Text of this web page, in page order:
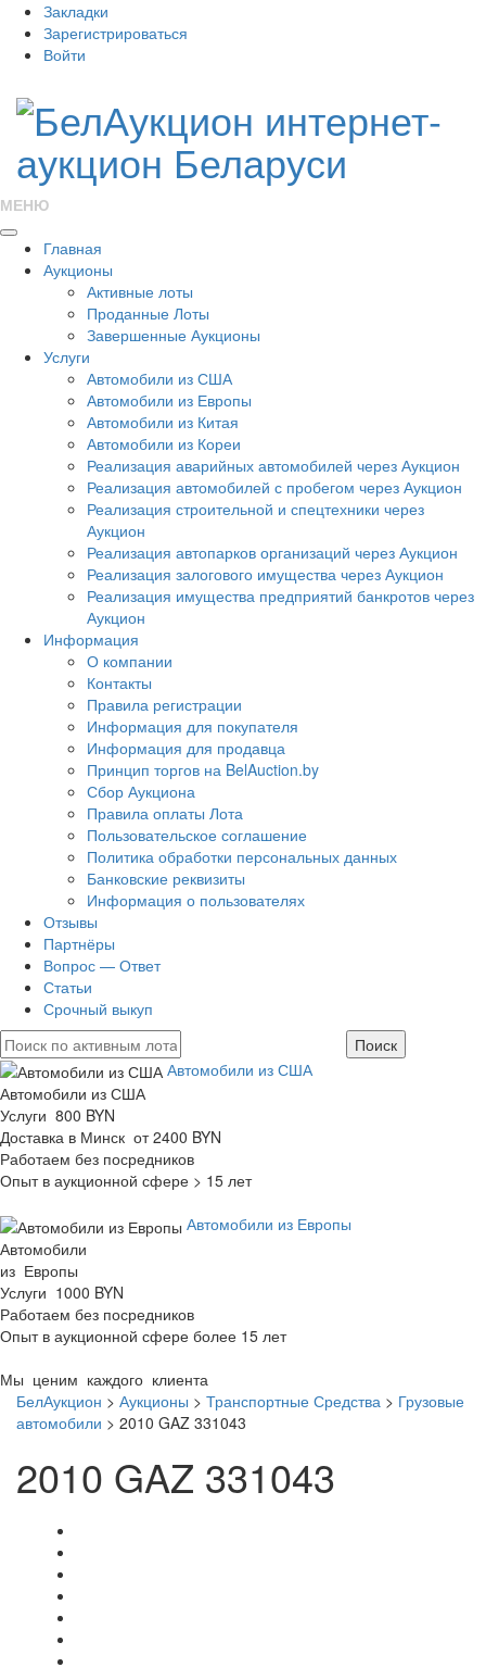
Закладки
Зарегистрироваться
Войти
МЕНЮ
Главная
Аукционы
Активные лоты
Проданные Лоты
Завершенные Аукционы
Услуги
Автомобили из США
Автомобили из Европы
Автомобили из Китая
Автомобили из Кореи
Реализация аварийных автомобилей через Аукцион
Реализация автомобилей с пробегом через Аукцион
Реализация строительной и спецтехники через
Аукцион
Реализация автопарков организаций через Аукцион
Реализация залогового имущества через Аукцион
Реализация имущества предприятий банкротов через
Аукцион
Информация
О компании
Контакты
Правила регистрации
Информация для покупателя
Информация для продавца
Принцип торгов на BelAuction.by
Сбор Аукциона
Правила оплаты Лота
Пользовательское соглашение
Политика обработки персональных данных
Банковские реквизиты
Информация о пользователях
Отзывы
Партнёры
Вопрос — Ответ
Статьи
Срочный выкуп
Автомобили из США
Автомобили из США
Услуги 800 BYN
Доставка в Минск от 2400 BYN
Работаем без посредников
Опыт в аукционной сфере > 15 лет
Автомобили из Европы
Автомобили
из Европы
Услуги 1000 BYN
Работаем без посредников
Опыт в аукционной сфере более 15 лет
Мы ценим каждого клиента
БелАукцион > Аукционы > Транспортные Средства > Грузовые
автомобили > 2010 GAZ 331043
2010 GAZ 331043